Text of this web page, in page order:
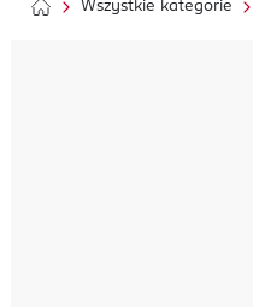
Wszystkie kategorie